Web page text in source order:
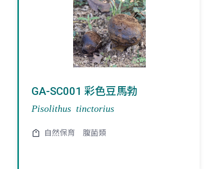
GA-SC001 彩色豆馬勃
Pisolithus tinctorius
自然保育 腹菌類